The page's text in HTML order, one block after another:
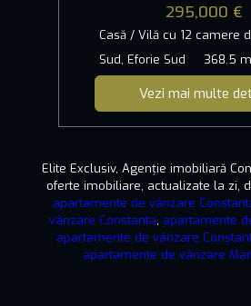
295,000 €
Casă / Vilă cu 12 camere
Sud, Eforie Sud
368.5
Vezi mai multe
Elite Exclusiv, Agenție imobiliară
oferte imobiliare, actualizate la zi,
apartamente de vânzare
vânzare Constanta, apartamente
apartamente de vânzare
apartamente de vânzare